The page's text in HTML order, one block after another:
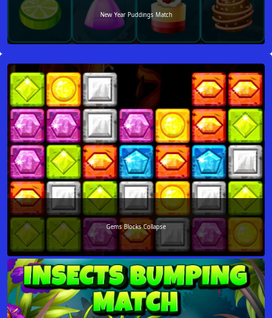
New Year Puddings Match
Gems Blocks Collapse